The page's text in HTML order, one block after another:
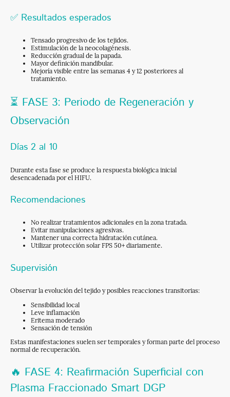
✅ Resultados esperados
Tensado progresivo de los tejidos.
Estimulación de la neocolagénesis.
Reducción gradual de la papada.
Mayor definición mandibular.
Mejoría visible entre las semanas 4 y 12 posteriores al
tratamiento.
⏳ FASE 3: Periodo de Regeneración y
Observación
Días 2 al 10
Durante esta fase se produce la respuesta biológica inicial
desencadenada por el HIFU.
Recomendaciones
No realizar tratamientos adicionales en la zona tratada.
Evitar manipulaciones agresivas.
Mantener una correcta hidratación cutánea.
Utilizar protección solar FPS 50+ diariamente.
Supervisión
Observar la evolución del tejido y posibles reacciones transitorias:
Sensibilidad local
Leve inflamación
Eritema moderado
Sensación de tensión
Estas manifestaciones suelen ser temporales y forman parte del proceso
normal de recuperación.
🔥 FASE 4: Reafirmación Superficial con
Plasma Fraccionado Smart DGP